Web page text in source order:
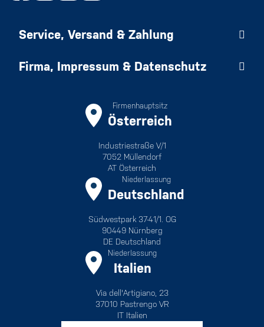
Service, Versand & Zahlung
Firma, Impressum & Datenschutz
Firmenhauptsitz
Österreich
Industriestraße V/1
7052 Müllendorf
AT Österreich
Niederlassung
Deutschland
Südwestpark 37-41/1. OG
90449 Nürnberg
DE Deutschland
Niederlassung
Italien
Via dell'Artigiano, 23
37010 Pastrengo VR
IT Italien